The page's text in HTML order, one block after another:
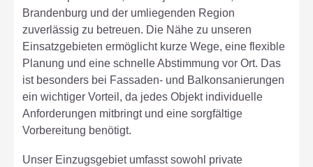
Brandenburg und der umliegenden Region
zuverlässig zu betreuen. Die Nähe zu unseren
Einsatzgebieten ermöglicht kurze Wege, eine flexible
Planung und eine schnelle Abstimmung vor Ort. Das
ist besonders bei Fassaden- und Balkonsanierungen
ein wichtiger Vorteil, da jedes Objekt individuelle
Anforderungen mitbringt und eine sorgfältige
Vorbereitung benötigt.
Unser Einzugsgebiet umfasst sowohl private